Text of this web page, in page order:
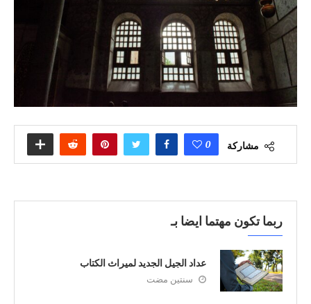
مشاركة 0
ربما تكون مهتما ايضا بـ
عداد الجيل الجديد لميراث الكتاب
سنتين مضت